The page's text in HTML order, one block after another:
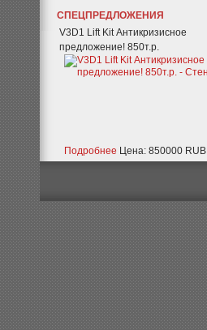
СПЕЦПРЕДЛОЖЕНИЯ
V3D1 Lift Kit Антикризисное
предложение! 850т.р.
Подробнее Цена: 850000 RUB